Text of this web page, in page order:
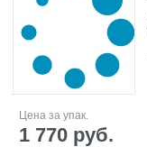
Цена за упак.
1 770 руб.